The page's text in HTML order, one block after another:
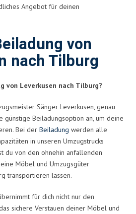
Angebot für deinen
von
nach Tilburg
von Leverkusen nach Tilburg?
Sänger Leverkusen, genau
günstige Beiladungsoption an, um deine
Bei der Beiladung werden alle
in unseren Umzugstrucks
du von den ohnehin anfallenden
Möbel und Umzugsgüter
transportieren lassen.
für dich nicht nur den
sichere Verstauen deiner Möbel und